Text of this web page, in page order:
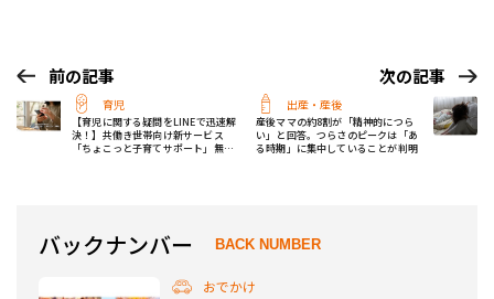
前の記事
育児
【育児に関する疑問をLINEで迅速解
決！】共働き世帯向け新サービス
「ちょこっと子育てサポート」無料
次の記事
出産・産後
産後ママの約8割が「精神的につら
い」と回答。つらさのピークは「あ
る時期」に集中していることが判明
バックナンバー BACK NUMBER
おでかけ